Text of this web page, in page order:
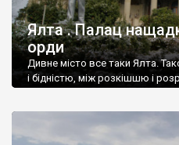
Ялта . Палац
орди
Дивне місто все таки Ялта.
і бідністю, між розкішшю і